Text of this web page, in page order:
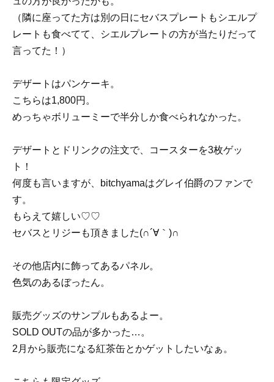
（隣に座ってた方は別の日にセバスプレートもシエルプ
レートも食べてて、シエルプレートの方が当たりだって
言ってた！）
デザートはパンケーキ。
こちらは1,800円。
めっちゃボリューミーで半分しか食べられなかった。
デザートとドリンクの注文で、コースターを3枚ゲッ
ト！
何度も言いますが、bitchyamaはグレイ伯爵のファンで
す。
もらえて嬉しい♡♡
セバスとリジーも頂きました(∩´∀｀)∩
その他店内に飾ってあるパネル。
色気のあるぼったん。
販売グッズのサンプルもあるよー。
SOLD OUTの品が多かった…。
2月から販売になる紅茶缶とかゲットしたいなぁ。